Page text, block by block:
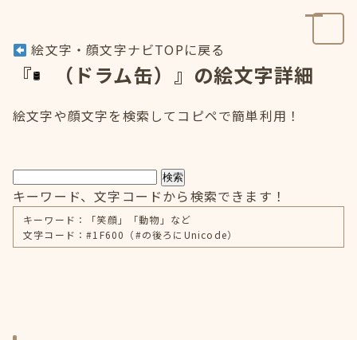
絵文字・顔文字ナビTOPに戻る
『 （ドラム缶）』の絵文字詳細
絵文字や顔文字を検索してコピペで簡単利用！
検索
キーワード、文字コードから検索できます！
キーワード：「笑顔」「動物」など
文字コード：#1F600（#の後ろにUnicode）